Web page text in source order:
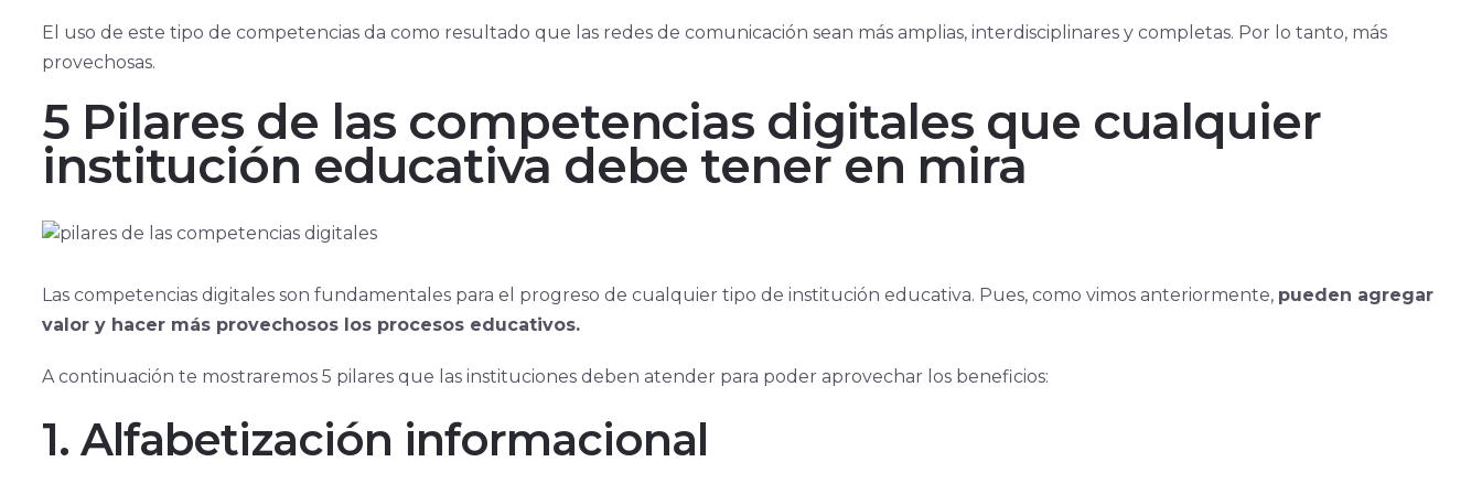
El uso de este tipo de competencias da como resultado que las redes de comunicación sean más amplias, interdisciplinares y completas. Por lo tanto, más
provechosas.
5 Pilares de las competencias digitales que cualquier
institución educativa debe tener en mira
Las competencias digitales son fundamentales para el progreso de cualquier tipo de institución educativa. Pues, como vimos anteriormente, pueden agregar
valor y hacer más provechosos los procesos educativos.
A continuación te mostraremos 5 pilares que las instituciones deben atender para poder aprovechar los beneficios:
1. Alfabetización informacional